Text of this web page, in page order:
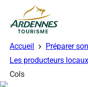
ADT des Ardennes
Accueil Préparer
Les producteurs
Cols